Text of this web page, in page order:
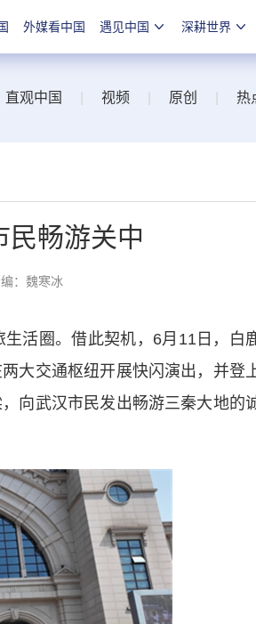
外媒看中国 遇见中国 深耕世界
直观中国 视频 原创 热
民畅游关中
：魏寒冰
活圈。借此契机，6月11日，白
大交通枢纽开展快闪演出，并登
向武汉市民发出畅游三秦大地的